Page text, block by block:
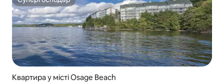
Супергосподар
Квартира у місті Osage Beach